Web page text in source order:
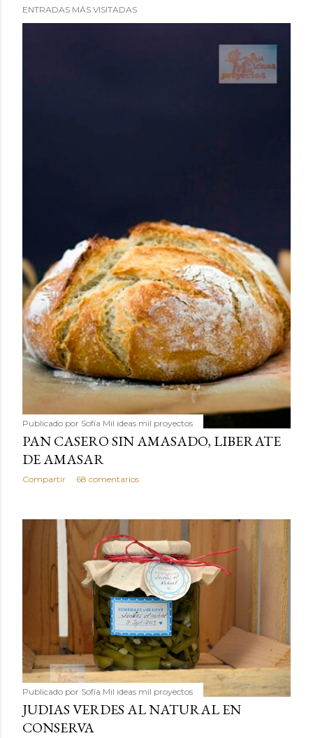
ENTRADAS MÁS VISITADAS
Publicado por Sofía Mil ideas mil proyectos
PAN CASERO SIN AMASADO, LIBERATE
DE AMASAR
Compartir 68 comentarios
Publicado por Sofía Mil ideas mil proyectos
JUDIAS VERDES AL NATURAL EN
CONSERVA